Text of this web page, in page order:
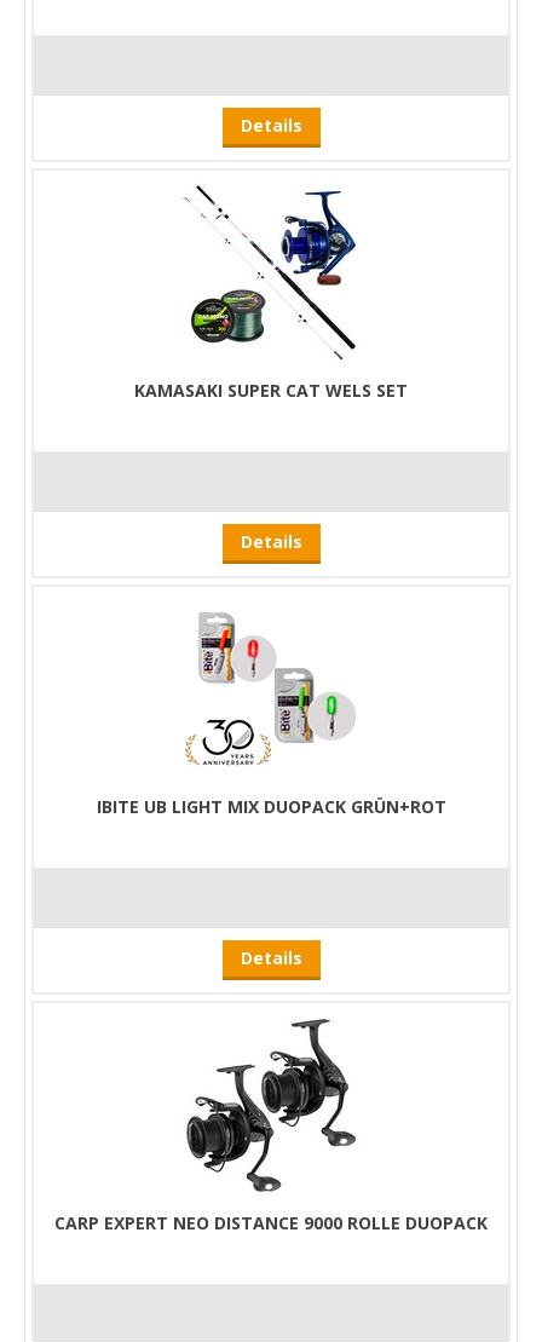
Details
KAMASAKI SUPER CAT WELS SET
Details
IBITE UB LIGHT MIX DUOPACK GRÜN+ROT
Details
CARP EXPERT NEO DISTANCE 9000 ROLLE DUOPACK